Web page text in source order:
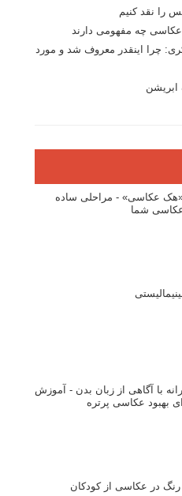
نقد کنیم
عکاسی چه مفهومی دارند
چرا اینقدر معروف شد و مورد
ابریشن
عکاسی» - مراحلی ساده
شما
با آگاهی از زبان بدن - آموزش
رنگ در عکاسی از کودکان